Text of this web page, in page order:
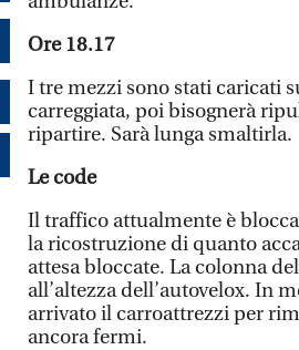
Ore 18.17
I tre mezzi sono stati caricati
carreggiata, poi bisognerà
ripartire. Sarà lunga smaltirla.
Le code
Il traffico attualmente è
la ricostruzione di quanto
attesa bloccate. La colonna
all’altezza dell’autovelox. In
arrivato il carroattrezzi per
ancora fermi.